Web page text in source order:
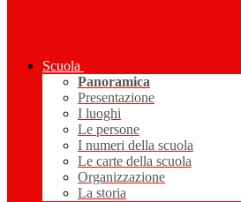
Scuola
Panoramica
Presentazione
I luoghi
Le persone
I numeri della scuola
Le carte della scuola
Organizzazione
La storia